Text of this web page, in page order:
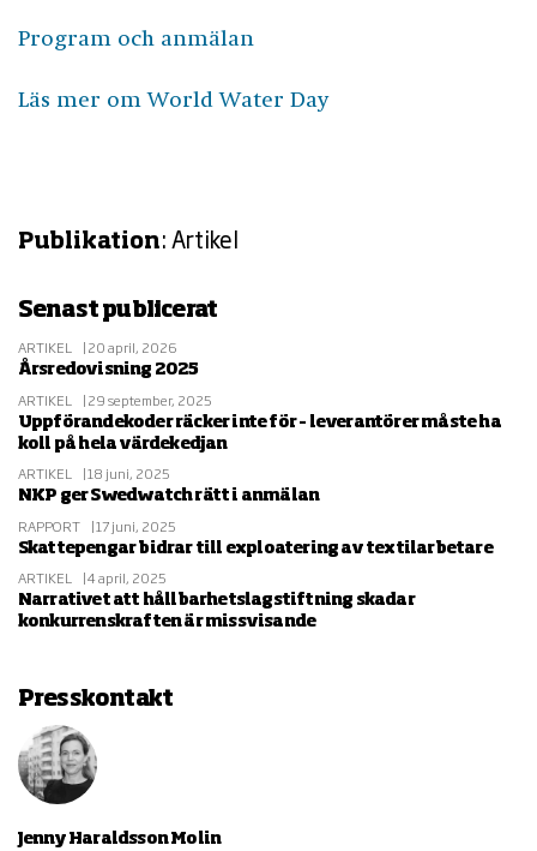
Program och anmälan
Läs mer om World Water Day
Publikation: Artikel
Senast publicerat
ARTIKEL 20 april, 2026
Årsredovisning 2025
ARTIKEL 29 september, 2025
Uppförandekoder räcker inte för – leverantörer måste ha
koll på hela värdekedjan
ARTIKEL 18 juni, 2025
NKP ger Swedwatch rätt i anmälan
RAPPORT 17 juni, 2025
Skattepengar bidrar till exploatering av textilarbetare
ARTIKEL 4 april, 2025
Narrativet att hållbarhetslagstiftning skadar
konkurrenskraften är missvisande
Presskontakt
Jenny Haraldsson Molin